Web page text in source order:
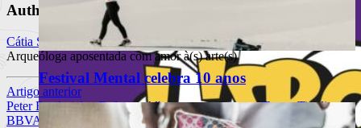
Festival Mental celebra 10 anos
Author
Cátia Santos
Arqueóloga aposentada com amor à(s) arte(s)
Artigo anterior
Peter Broderick e Federico Albanese emergem no Teatro Tivoli
BBVA